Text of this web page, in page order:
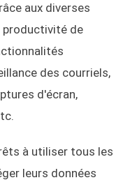
aux diverses
productivité de
des courriels,
d'écran,
à utiliser tous les
leurs données